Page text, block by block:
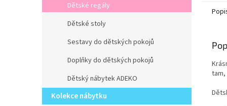
Dětské regály
Dětské stoly
Sestavy do dětských pokojů
Doplňky do dětských pokojů
Dětský nábytek ADEKO
Kolekce nábytku